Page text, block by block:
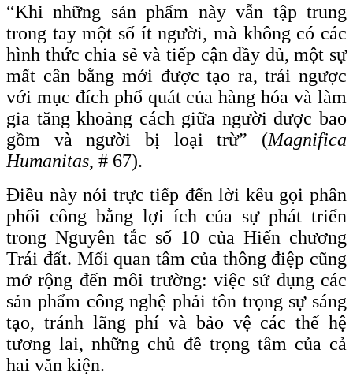
“Khi những sản phẩm này vẫn tập trung
trong tay một số ít người, mà không có các
hình thức chia sẻ và tiếp cận đầy đủ, một sự
mất cân bằng mới được tạo ra, trái ngược
với mục đích phổ quát của hàng hóa và làm
gia tăng khoảng cách giữa người được bao
gồm và người bị loại trừ” (Magnifica
Humanitas, # 67).
Điều này nói trực tiếp đến lời kêu gọi phân
phối công bằng lợi ích của sự phát triển
trong Nguyên tắc số 10 của Hiến chương
Trái đất. Mối quan tâm của thông điệp cũng
mở rộng đến môi trường: việc sử dụng các
sản phẩm công nghệ phải tôn trọng sự sáng
tạo, tránh lãng phí và bảo vệ các thế hệ
tương lai, những chủ đề trọng tâm của cả
hai văn kiện.